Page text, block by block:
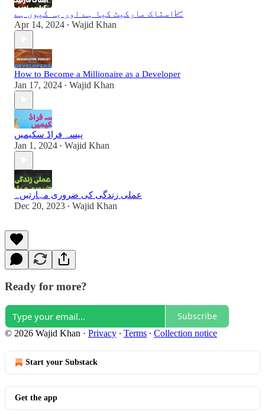
اسٹاک مارکیٹ کیا ہے اور یہ کیوں ہے📈
Apr 14, 2024 • Wajid Khan
How to Become a Millionaire as a Developer
Jan 17, 2024 • Wajid Khan
پیسہ فراڈ سکیمیں
Jan 1, 2024 • Wajid Khan
عملی زندگی کی ضروری مہارتیں۔
Dec 20, 2023 • Wajid Khan
Ready for more?
Subscribe
© 2026 Wajid Khan · Privacy ∙ Terms ∙ Collection notice
Start your Substack
Get the app